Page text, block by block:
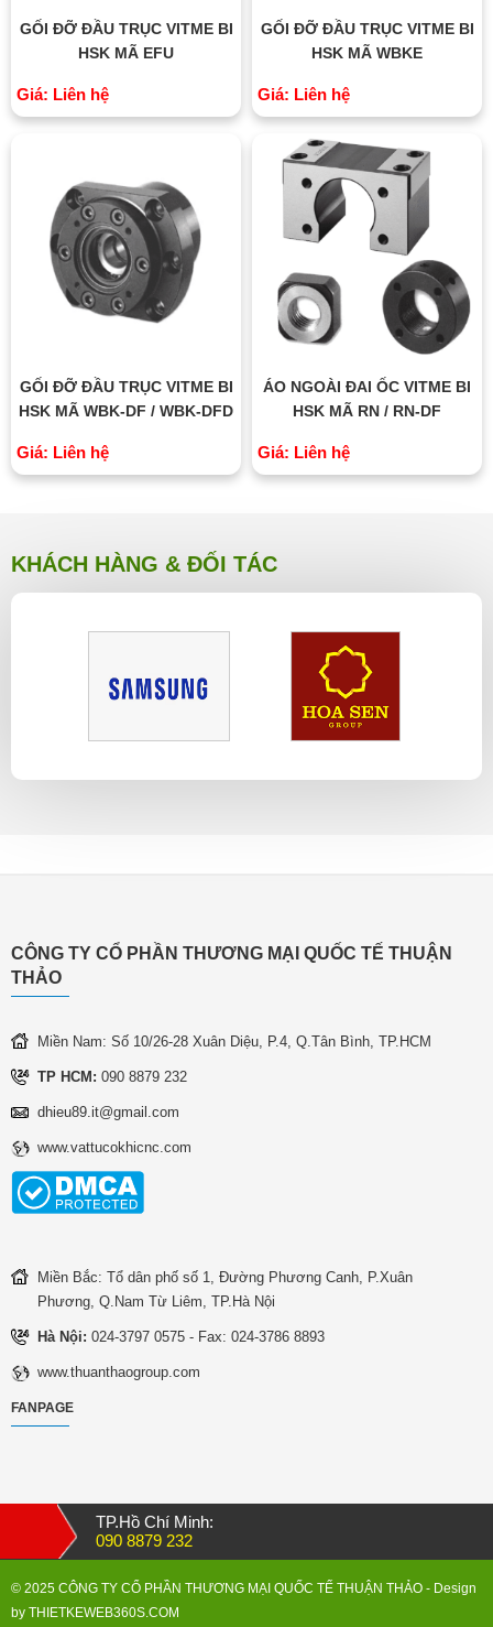
GỐI ĐỠ ĐẦU TRỤC VITME BI
HSK MÃ EFU
Giá: Liên hệ
GỐI ĐỠ ĐẦU TRỤC VITME BI
HSK MÃ WBKE
Giá: Liên hệ
GỐI ĐỠ ĐẦU TRỤC VITME BI
HSK MÃ WBK-DF / WBK-DFD
Giá: Liên hệ
ÁO NGOÀI ĐAI ỐC VITME BI
HSK MÃ RN / RN-DF
Giá: Liên hệ
KHÁCH HÀNG & ĐỐI TÁC
CÔNG TY CỔ PHẦN THƯƠNG MẠI QUỐC TẾ THUẬN
THẢO
Miền Nam: Số 10/26-28 Xuân Diệu, P.4, Q.Tân Bình, TP.HCM
TP HCM: 090 8879 232
dhieu89.it@gmail.com
www.vattucokhicnc.com
Miền Bắc: Tổ dân phố số 1, Đường Phương Canh, P.Xuân
Phương, Q.Nam Từ Liêm, TP.Hà Nội
Hà Nội: 024-3797 0575 - Fax: 024-3786 8893
www.thuanthaogroup.com
FANPAGE
TP.Hồ Chí Minh:
090 8879 232
© 2025 CÔNG TY CỔ PHẦN THƯƠNG MẠI QUỐC TẾ THUẬN THẢO - Design
by THIETKEWEB360S.COM